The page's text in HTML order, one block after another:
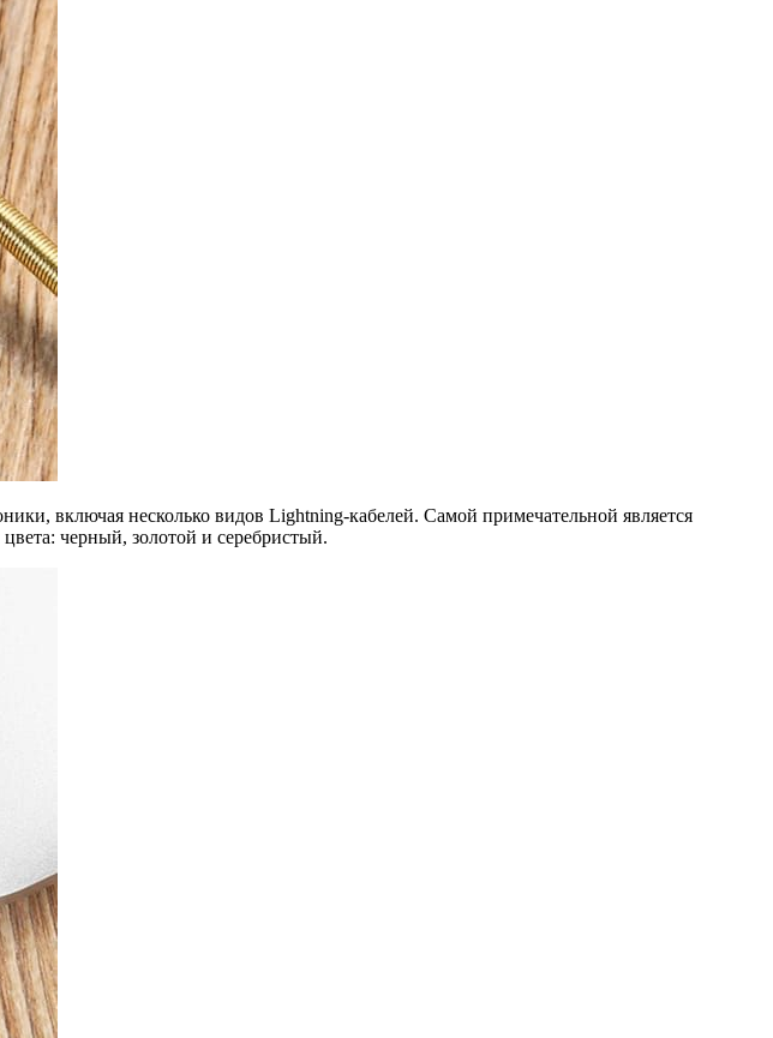
включая несколько видов Lightning-кабелей. Самой примечательной является
черный, золотой и серебристый.